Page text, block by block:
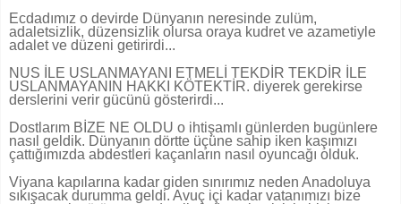
Ecdadımız o devirde Dünyanın neresinde zulüm,
adaletsizlik, düzensizlik olursa oraya kudret ve azametiyle
adalet ve düzeni getirirdi...
NUS İLE USLANMAYANI ETMELİ TEKDİR TEKDİR İLE
USLANMAYANIN HAKKI KÖTEKTİR. diyerek gerekirse
derslerini verir gücünü gösterirdi...
Dostlarım BİZE NE OLDU o ihtişamlı günlerden bugünlere
nasıl geldik. Dünyanın dörtte üçüne sahip iken kaşımızı
çattığımızda abdestleri kaçanların nasıl oyuncağı olduk.
Viyana kapılarına kadar giden sınırımız neden Anadoluya
sıkışacak durumma geldi. Avuç içi kadar vatanımızı bize